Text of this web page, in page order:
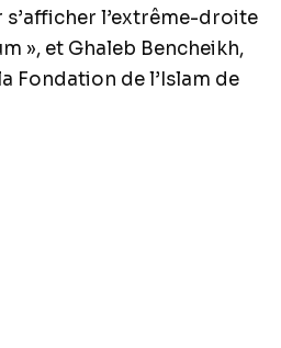
l’extrême-droite
», et Ghaleb Bencheikh,
Fondation de l’Islam de